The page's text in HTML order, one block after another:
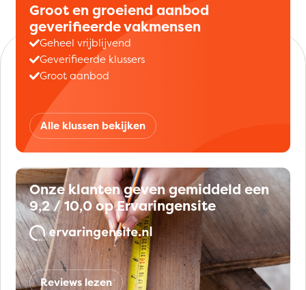
Groot en groeiend aanbod
geverifieerde vakmensen
Geheel vrijblijvend
Geverifieerde klussers
Groot aanbod
Alle klussen bekijken
Onze klanten geven gemiddeld een
9,2 / 10,0 op Ervaringensite
Reviews lezen